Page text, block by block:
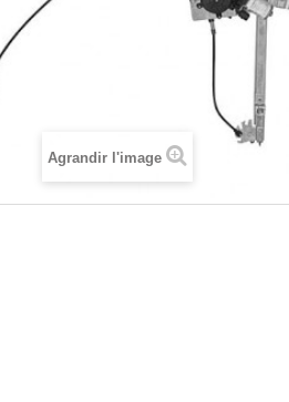
Agrandir l'image